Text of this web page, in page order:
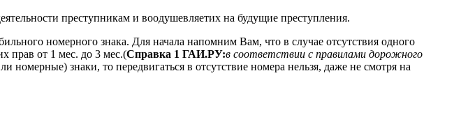
преступникам и воодушевляетих на будущие преступления.
номерного знака. Для начала напомним Вам, что в случае отсутствия одного
прав от 1 мес. до 3 мес.(Справка 1 ГАИ.РУ:в соответствии с правилами дорожного
номерные) знаки, то передвигаться в отсутствие номера нельзя, даже не смотря на